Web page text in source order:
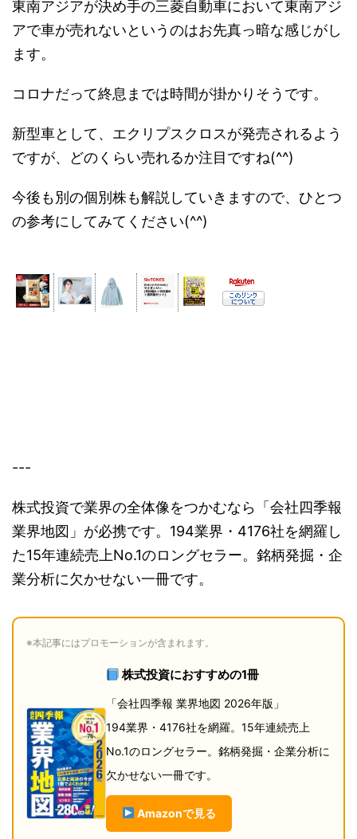
東南アジアが決め手の三菱自動車において東南アジ
アで車が売れないというのはお先真っ暗な感じがし
ます。
コロナだって終息までは時間が掛かりそうです。
新型車として、エクリプスクロスが発売されるよう
ですが、どのくらい売れるか注目ですね(^^)
今後も別の個別株も解説していきますので、ひとつ
の参考にしてみてください(^^)
---
株式投資で業界の全体像をつかむなら「会社四季報
業界地図」が必携です。194業界・4176社を網羅し
た15年連続売上No.1のロングセラー。銘柄発掘・企
業分析に欠かせない一冊です。
※本記事にはプロモーションが含まれます。
株式投資におすすめの1冊
「会社四季報 業界地図 2026年版」
194業界・4176社を網羅。15年連続売上
No.1のロングセラー。銘柄発掘・企業分析に
欠かせない一冊です。
Amazonで見る